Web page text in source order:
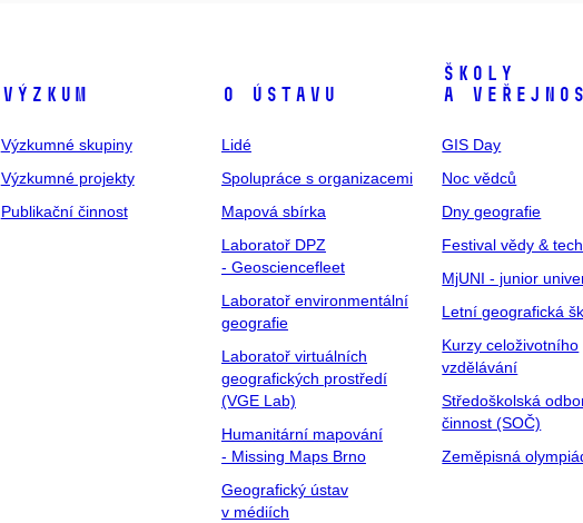
Výzkum
Výzkumné skupiny
Výzkumné projekty
Publikační činnost
O ústavu
Lidé
Spolupráce s organizacemi
Mapová sbírka
Laboratoř DPZ
- Geosciencefleet
Laboratoř environmentální
geografie
Laboratoř virtuálních
geografických prostředí
(VGE Lab)
Humanitární mapování
- Missing Maps Brno
Geografický ústav
v médiích
Školy
a
GIS Day
Noc vědců
Dny geografie
Festival vědy &
MjUNI - junior
Letní geografická
Kurzy celoživotního
vzdělávání
Středoškolská
činnost (SOČ)
Zeměpisná